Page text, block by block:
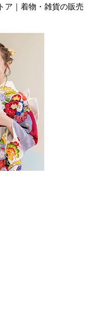
ア｜着物・雑貨の販売